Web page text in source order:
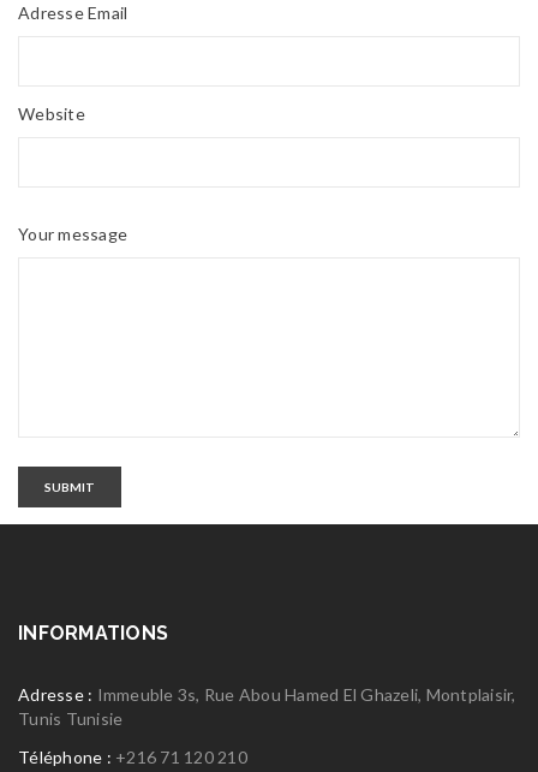
Adresse Email
Website
Your message
SUBMIT
INFORMATIONS
Adresse : Immeuble 3s, Rue Abou Hamed El Ghazeli, Montplaisir,
Tunis Tunisie
Téléphone : +216 71 120 210